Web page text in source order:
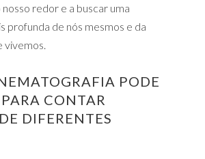
redor e a buscar uma
profunda de nós mesmos e da
vivemos.
PODE
CONTAR
DIFERENTES